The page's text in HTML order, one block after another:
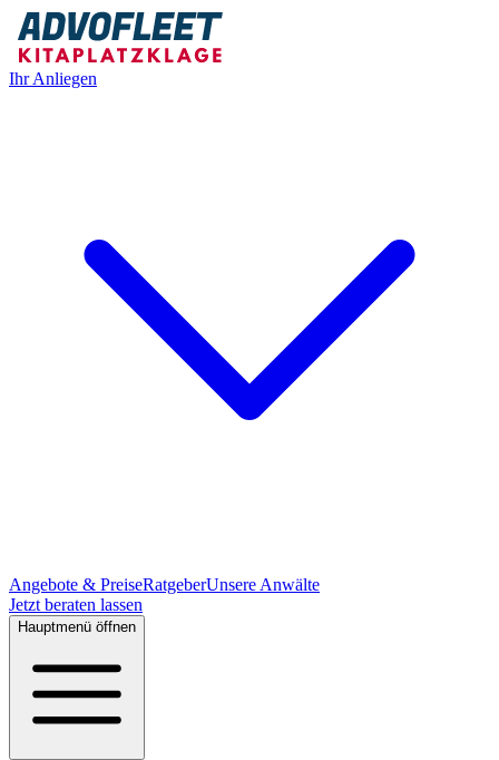
Ihr Anliegen
Angebote & PreiseRatgeberUnsere Anwälte
Jetzt beraten lassen
Hauptmenü öffnen